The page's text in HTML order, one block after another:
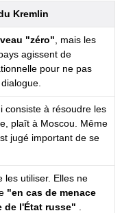
Kremlin
"zéro" , mais les
agissent de
pour ne pas
consiste à résoudre les
plaît à Moscou. Même
jugé important de se
les utiliser. Elles ne
"en cas de menace
de l'État russe"